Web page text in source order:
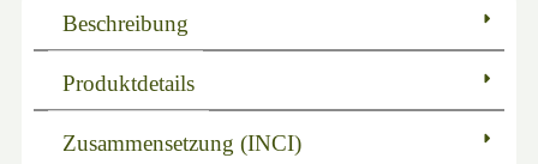
Beschreibung
Produktdetails
Zusammensetzung (INCI)